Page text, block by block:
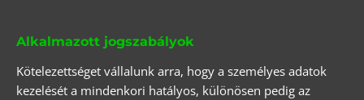
Alkalmazott jogszabályok
Kötelezettséget vállalunk arra, hogy a személyes adatok
kezelését a mindenkori hatályos, különösen pedig az